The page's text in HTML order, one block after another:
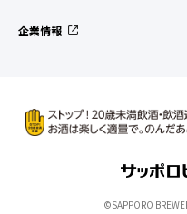
企業情報
©SAPPORO